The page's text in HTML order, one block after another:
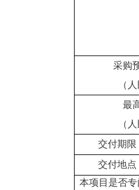
采购
（
最
（
交付期限
交付地点
本项目是否